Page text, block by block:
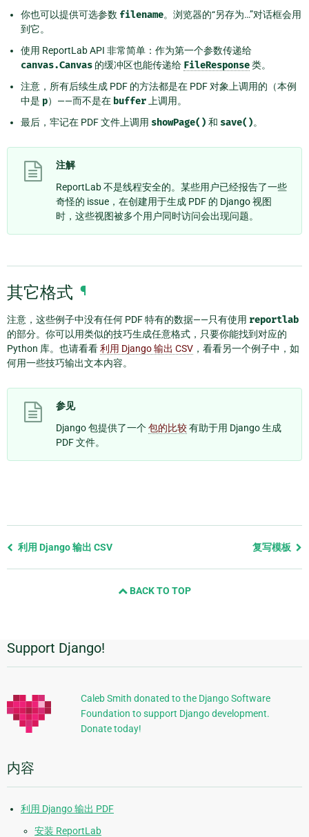
你也可以提供可选参数 filename。浏览器的“另存为…”对话框会用
到它。
使用 ReportLab API 非常简单：作为第一个参数传递给
canvas.Canvas 的缓冲区也能传递给 FileResponse类。
注意，所有后续生成 PDF 的方法都是在 PDF 对象上调用的（本例
中是 p）——而不是在 buffer 上调用。
最后，牢记在 PDF 文件上调用 showPage() 和 save()。
注解
ReportLab 不是线程安全的。某些用户已经报告了一些
奇怪的 issue，在创建用于生成 PDF 的 Django 视图
时，这些视图被多个用户同时访问会出现问题。
其它格式 ¶
注意，这些例子中没有任何 PDF 特有的数据——只有使用 reportlab
的部分。你可以用类似的技巧生成任意格式，只要你能找到对应的
Python 库。也请看看利用 Django 输出 CSV ，看看另一个例子中，如
何用一些技巧输出文本内容。
参见
Django 包提供了一个包的比较有助于用 Django 生成
PDF 文件。
Previous
利用 Django 输出 CSV 复写模板
BACK TO TOP
附
加
信
息
Support Django!
Caleb Smith donated to the Django Software
Foundation to support Django development.
Donate today!
内容
利用 Django 输出 PDF
安装 ReportLab